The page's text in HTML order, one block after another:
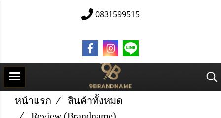
0831599515
หน้าแรก
สินค้าทั้งหมด
Review (Brandname)